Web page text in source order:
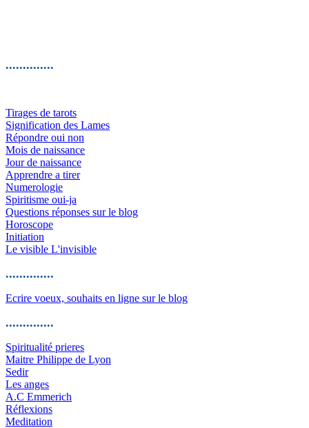
..............
Tirages de tarots
Signification des Lames
Répondre oui non
Mois de naissance
Jour de naissance
Apprendre a tirer
Numerologie
Spiritisme oui-ja
Questions réponses sur le blog
Horoscope
Initiation
Le visible L'invisible
..............
Ecrire voeux, souhaits en ligne sur le blog
..............
Spiritualité prieres
Maitre Philippe de Lyon
Sedir
Les anges
A.C Emmerich
Réflexions
Meditation